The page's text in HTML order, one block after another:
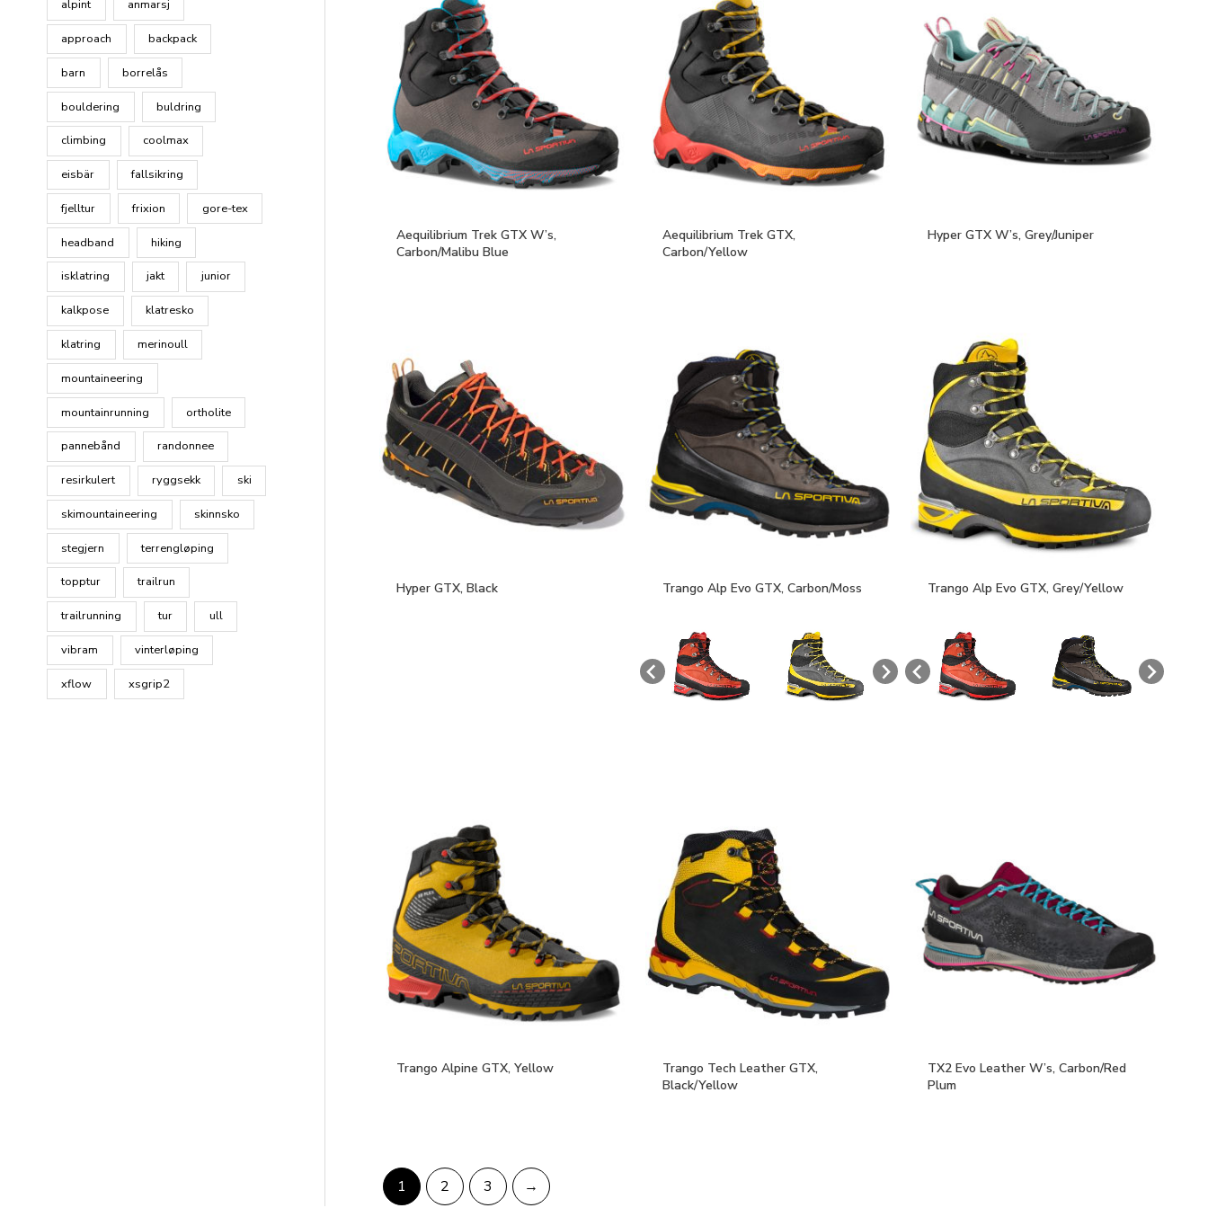
alpint anmarsj
approach backpack
barn borrelås
bouldering buldring
climbing coolmax
eisbär fallsikring
fjelltur frixion gore-tex
headband hiking
isklatring jakt junior
kalkpose klatresko
klatring merinoull
mountaineering
mountainrunning ortholite
pannebånd randonnee
resirkulert ryggsekk ski
skimountaineering skinnsko
stegjern terrengløping
topptur trailrun
trailrunning tur ull
vibram vinterløping
xflow xsgrip2
Aequilibrium Trek GTX W’s,
Carbon/Malibu Blue
Aequilibrium Trek GTX,
Carbon/Yellow
Hyper GTX W’s, Grey/Juniper
Hyper GTX, Black Trango Alp Evo GTX, Carbon/Moss Trango Alp Evo GTX, Grey/Yellow
Trango Alpine GTX, Yellow
Trango Tech Leather GTX,
Black/Yellow
TX2 Evo Leather W’s, Carbon/Red
Plum
1 2 3 →